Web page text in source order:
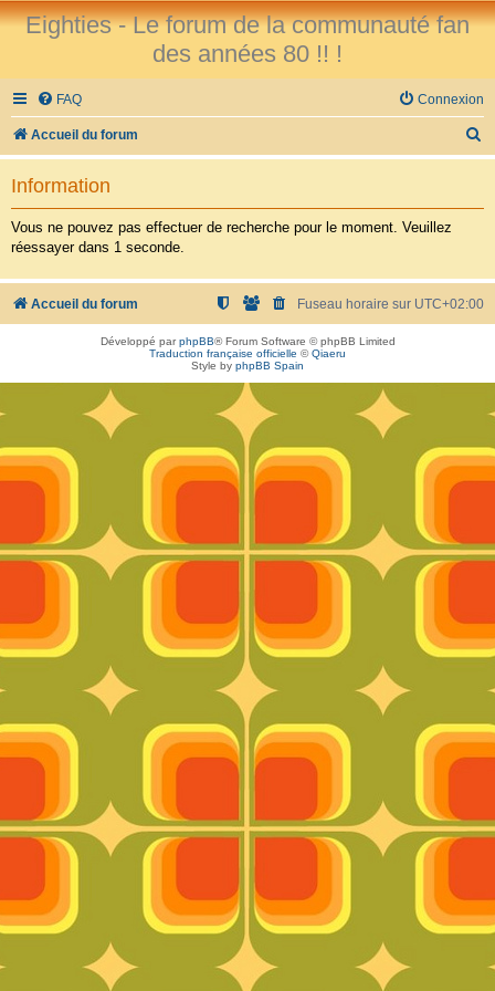
Eighties - Le forum de la communauté fan
des années 80 !! !
FAQ Connexion
Accueil du forum
e
r
c
Information
Vous ne pouvez pas effectuer de recherche pour le moment. Veuillez
réessayer dans 1 seconde.
Accueil du forum Fuseau horaire sur UTC+02:00
Développé parphpBB® Forum Software © phpBB Limited
Traduction française officielle ©Qiaeru
Style by phpBB Spain